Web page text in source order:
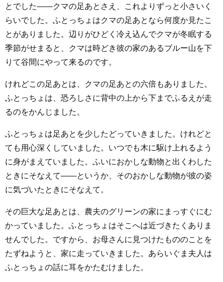
とでした――クマの足あとさえ、これよりずっと小さいく
らいでした。ふとっちょはクマの足あとなら何度か見たこ
とがありました。辺りがひどく冷え込んでクマが冬眠する
季節がせまると、クマは時どき彼の家のあるブルー山を下
りて谷間にやって来るのです。
けれどこの足あとは、クマの足あとの六倍もありました。
ふとっちょは、恐ろしさに背中の上から下までふるえが走
るのをかんじました。
ふとっちょは足あとを少したどっていきました。けれどと
ても用心深くしていました。いつでも木に駆け上れるよう
に身がまえていました。ふいにおかしな動物と出くわした
ときにそなえて――というか、そのおかしな動物が彼の姿
に気づいたときにそなえて。
その巨大な足あとは、農夫のグリーンの家にまっすぐにむ
かっていました。ふとっちょはそこへは近づきたくありま
せんでした。ですから、お母さんに見つけたもののことを
たずねようと、家に走っていきました。あらいぐま夫人は
ふとっちょの話に耳をかたむけました。